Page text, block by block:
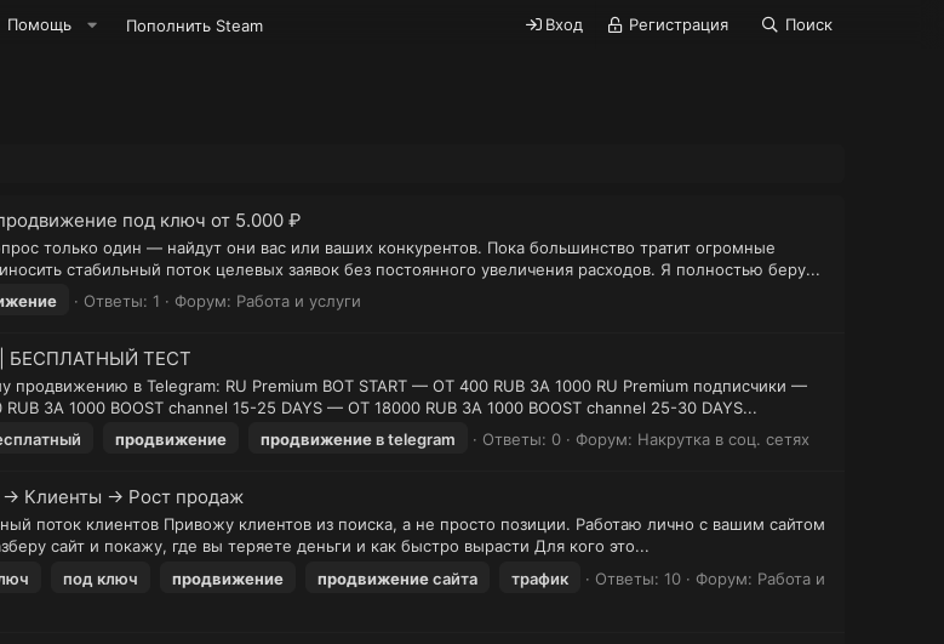
Помощь Пополнить Steam Вход Регистрация Поиск
под ключ от 5.000 ₽
только один — найдут они вас или ваших конкурентов. Пока большинство тратит огромные
стабильный поток целевых заявок без постоянного увеличения расходов. Я полностью беру...
Ответы: 1 Форум: Работа и услуги
| БЕСПЛАТНЫЙ ТЕСТ
продвижению в Telegram: RU Premium BOT START — ОТ 400 RUB ЗА 1000 RU Premium подписчики —
ЗА 1000 BOOST channel 15-25 DAYS — ОТ 18000 RUB ЗА 1000 BOOST channel 25-30 DAYS...
продвижение продвижениев telegram Ответы: 0 Форум: Накрутка в соц. сетях
→ Клиенты → Рост продаж
поток клиентов Привожу клиентов из поиска, а не просто позиции. Работаю лично с вашим сайтом
сайт и покажу, где вы теряете деньги и как быстро вырасти Для кого это...
под ключ продвижение продвижениесайта трафик Ответы: 10 Форум: Работа и